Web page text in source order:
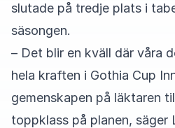
slutade på tredje plats i
säsongen.
– Det blir en kväll där våra
hela kraften i Gothia Cup
gemenskapen på läktaren
toppklass på planen, säger